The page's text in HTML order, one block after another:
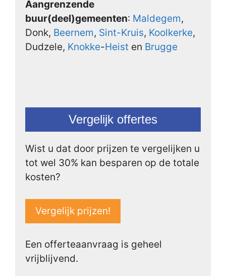
Aangrenzende
buur(deel)gemeenten: Maldegem,
Donk, Beernem, Sint-Kruis, Koolkerke,
Dudzele, Knokke-Heist en Brugge
Vergelijk offertes
Wist u dat door prijzen te vergelijken u
tot wel 30% kan besparen op de totale
kosten?
Vergelijk prijzen!
Een offerteaanvraag is geheel
vrijblijvend.